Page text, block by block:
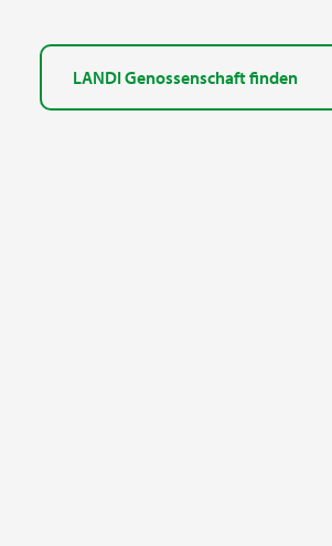
LANDI Genossenschaft finden